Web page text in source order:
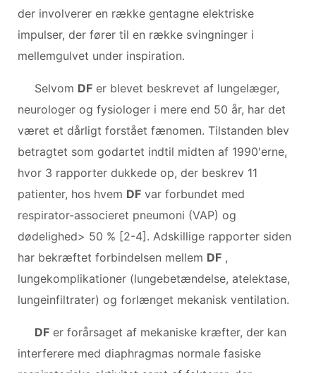
der involverer en række gentagne elektriske
impulser, der fører til en række svingninger i
mellemgulvet under inspiration.
Selvom DF er blevet beskrevet af lungelæger,
neurologer og fysiologer i mere end 50 år, har det
været et dårligt forstået fænomen. Tilstanden blev
betragtet som godartet indtil midten af ​​1990'erne,
hvor 3 rapporter dukkede op, der beskrev 11
patienter, hos hvem DF var forbundet med
respirator-associeret pneumoni (VAP) og
dødelighed> 50 % [2-4]. Adskillige rapporter siden
har bekræftet forbindelsen mellem DF ,
lungekomplikationer (lungebetændelse, atelektase,
lungeinfiltrater) og forlænget mekanisk ventilation.
DF er forårsaget af mekaniske kræfter, der kan
interferere med diaphragmas normale fasiske